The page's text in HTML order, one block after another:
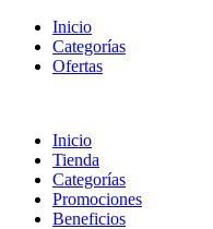
Inicio
Categorías
Ofertas
Inicio
Tienda
Categorías
Promociones
Beneficios